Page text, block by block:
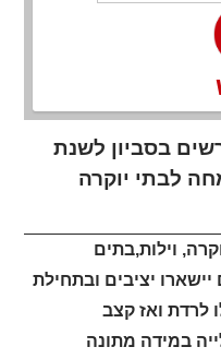
בסביון לשנת
מומחה לבתי יוקרה
בתי יוקרה, וילות,בתים
יציבים ובתחילת
לרדת ואז קצב
במידה מתונה